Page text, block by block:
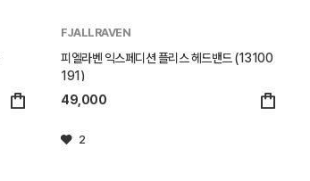
FJALLRAVEN
피엘라벤 익스페디션 플리스 헤드밴드 (13100
191)
49,000
2